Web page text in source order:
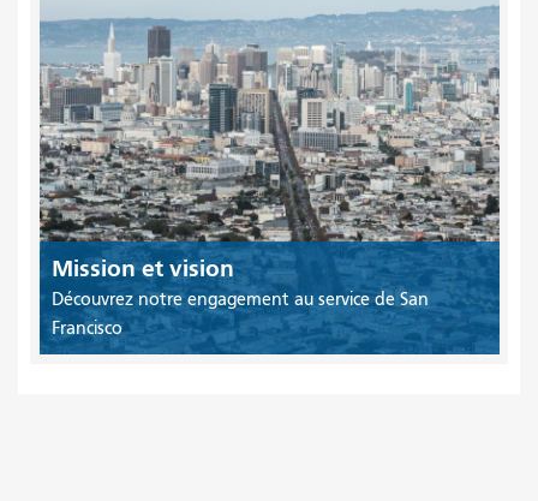
Mission et vision
Découvrez notre engagement au service de San
Francisco